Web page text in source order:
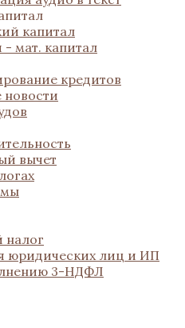
капитал
мат. капитал
кредитов
вычет
налог
юридических лиц и ИП
3-НДФЛ